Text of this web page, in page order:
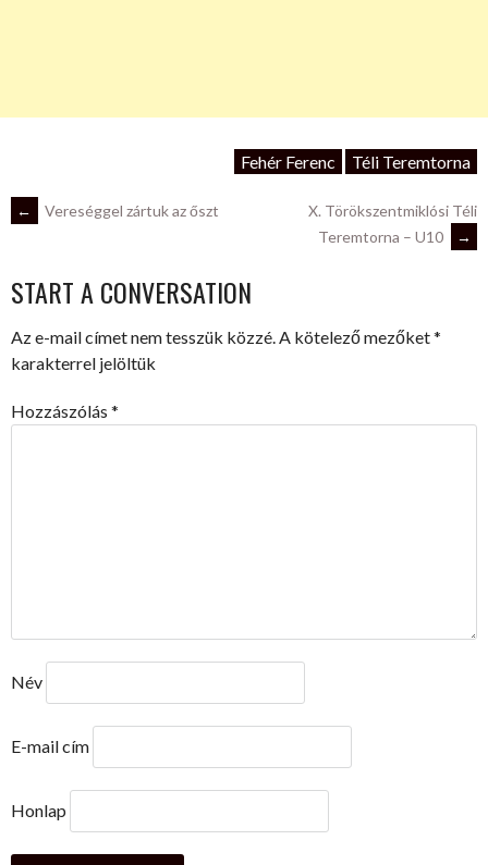
Fehér Ferenc Téli Teremtorna
POST
NAVIGATION
← Vereséggel zártuk az őszt
X. Törökszentmiklósi Téli
Teremtorna – U10
→
START A CONVERSATION
Az e-mail címet nem tesszük közzé. A kötelező mezőket*
karakterrel jelöltük
Hozzászólás *
Név
E-mail cím
Honlap